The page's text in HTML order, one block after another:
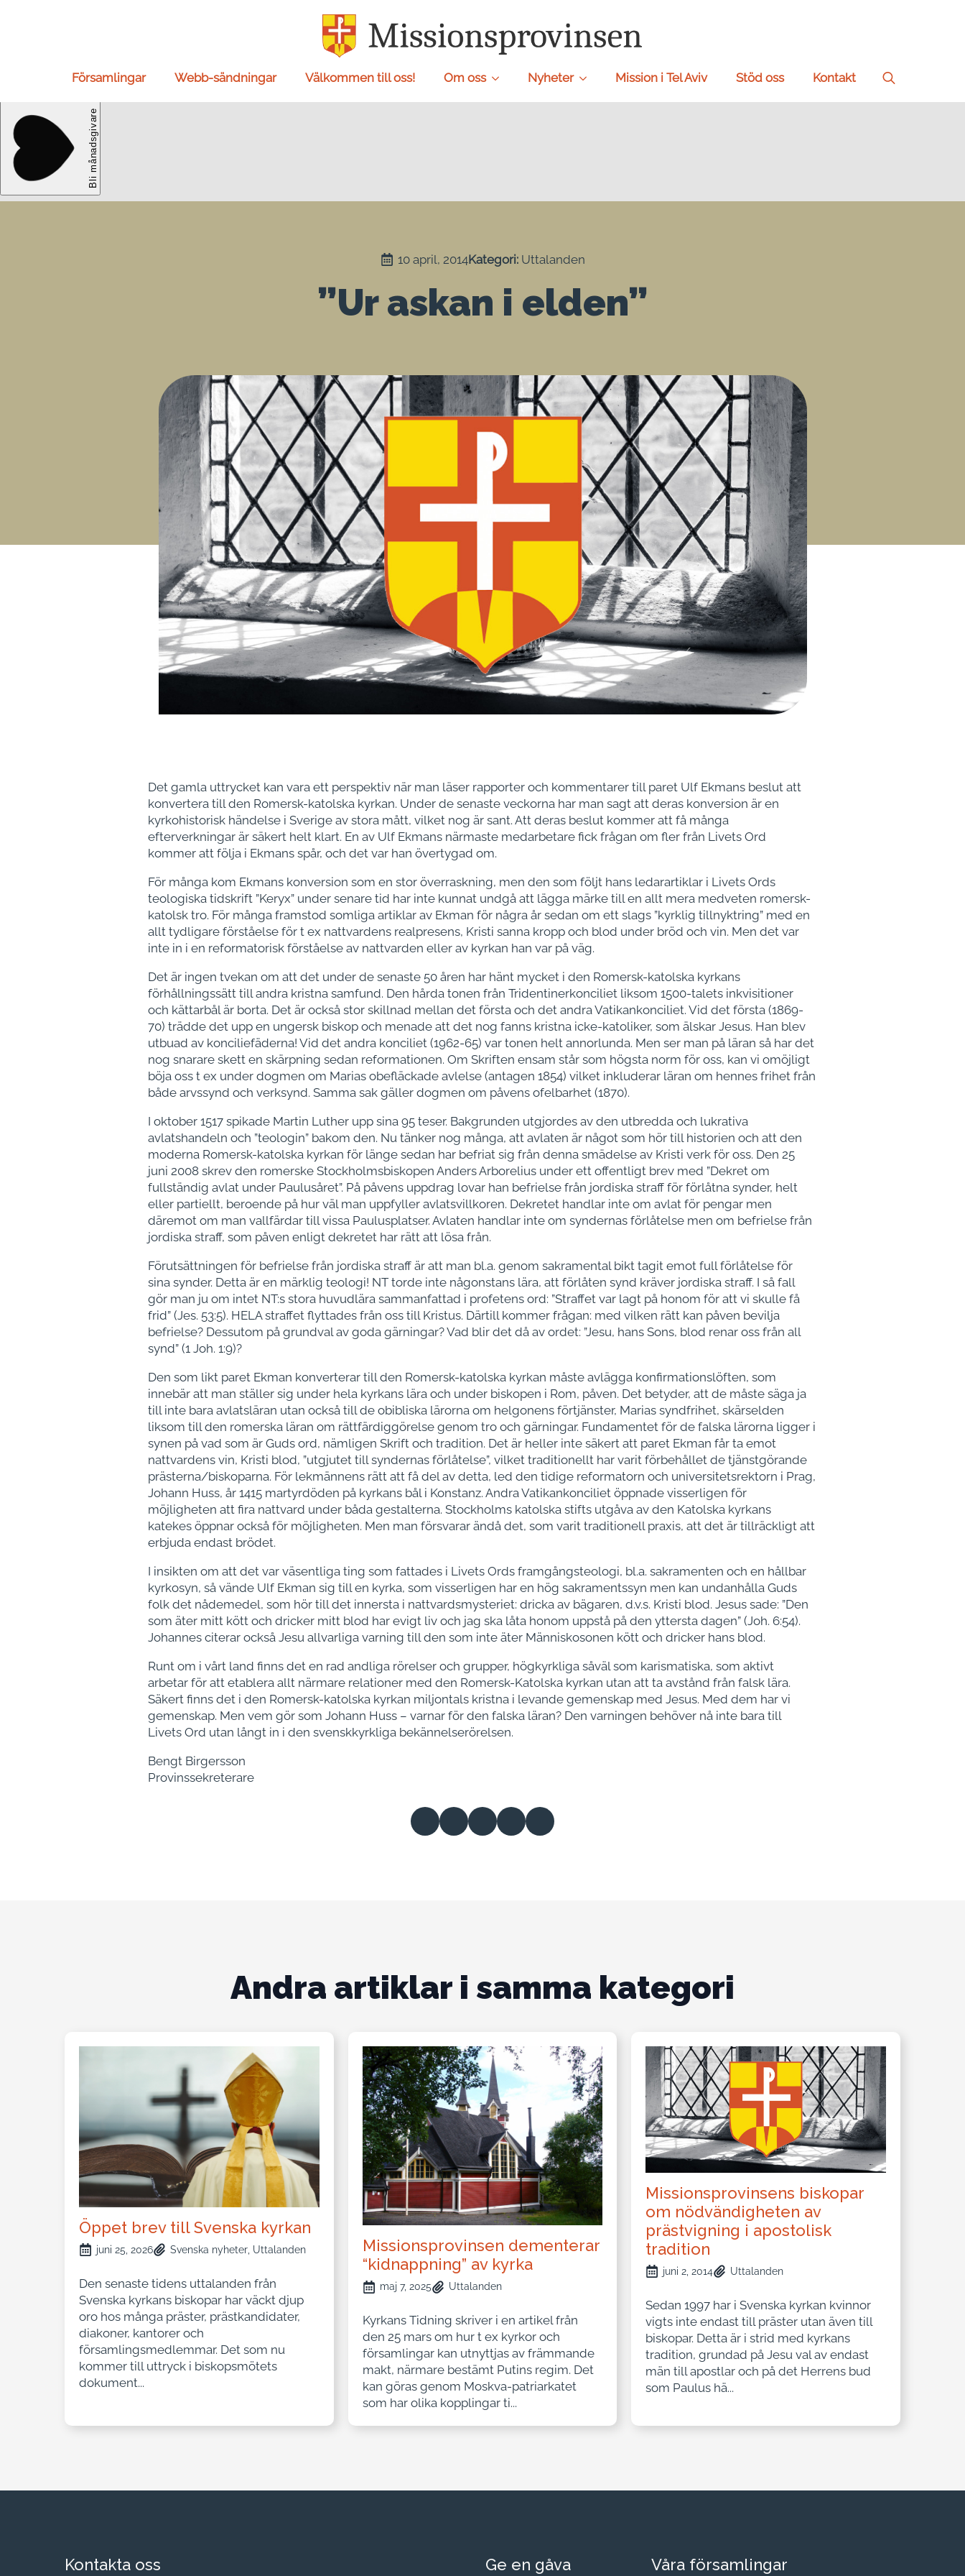
Församlingar Webb-sändningar Välkommen till oss! Om oss Nyheter Mission i Tel Aviv Stöd oss
Kontakt
Search
10 april, 2014Kategori: Uttalanden
”Ur askan i elden”
Det gamla uttrycket kan vara ett perspektiv när man läser rapporter och kommentarer till paret Ulf Ekmans beslut att
konvertera till den Romersk-katolska kyrkan. Under de senaste veckorna har man sagt att deras konversion är en
kyrkohistorisk händelse i Sverige av stora mått, vilket nog är sant. Att deras beslut kommer att få många
efterverkningar är säkert helt klart. En av Ulf Ekmans närmaste medarbetare fick frågan om fler från Livets Ord
kommer att följa i Ekmans spår, och det var han övertygad om.
För många kom Ekmans konversion som en stor överraskning, men den som följt hans ledarartiklar i Livets Ords
teologiska tidskrift ”Keryx” under senare tid har inte kunnat undgå att lägga märke till en allt mera medveten romersk-
katolsk tro. För många framstod somliga artiklar av Ekman för några år sedan om ett slags ”kyrklig tillnyktring” med en
allt tydligare förståelse för t ex nattvardens realpresens, Kristi sanna kropp och blod under bröd och vin. Men det var
inte in i en reformatorisk förståelse av nattvarden eller av kyrkan han var på väg.
Det är ingen tvekan om att det under de senaste 50 åren har hänt mycket i den Romersk-katolska kyrkans
förhållningssätt till andra kristna samfund. Den hårda tonen från Tridentinerkonciliet liksom 1500-talets inkvisitioner
och kättarbål är borta. Det är också stor skillnad mellan det första och det andra Vatikankonciliet. Vid det första (1869-
70) trädde det upp en ungersk biskop och menade att det nog fanns kristna icke-katoliker, som älskar Jesus. Han blev
utbuad av konciliefäderna! Vid det andra konciliet (1962-65) var tonen helt annorlunda. Men ser man på läran så har det
nog snarare skett en skärpning sedan reformationen. Om Skriften ensam står som högsta norm för oss, kan vi omöjligt
böja oss t ex under dogmen om Marias obefläckade avlelse (antagen 1854) vilket inkluderar läran om hennes frihet från
både arvssynd och verksynd. Samma sak gäller dogmen om påvens ofelbarhet (1870).
I oktober 1517 spikade Martin Luther upp sina 95 teser. Bakgrunden utgjordes av den utbredda och lukrativa
avlatshandeln och ”teologin” bakom den. Nu tänker nog många, att avlaten är något som hör till historien och att den
moderna Romersk-katolska kyrkan för länge sedan har befriat sig från denna smädelse av Kristi verk för oss. Den 25
juni 2008 skrev den romerske Stockholmsbiskopen Anders Arborelius under ett offentligt brev med ”Dekret om
fullständig avlat under Paulusåret”. På påvens uppdrag lovar han befrielse från jordiska straff för förlåtna synder, helt
eller partiellt, beroende på hur väl man uppfyller avlatsvillkoren. Dekretet handlar inte om avlat för pengar men
däremot om man vallfärdar till vissa Paulusplatser. Avlaten handlar inte om syndernas förlåtelse men om befrielse från
jordiska straff, som påven enligt dekretet har rätt att lösa från.
Förutsättningen för befrielse från jordiska straff är att man bl.a. genom sakramental bikt tagit emot full förlåtelse för
sina synder. Detta är en märklig teologi! NT torde inte någonstans lära, att förlåten synd kräver jordiska straff. I så fall
gör man ju om intet NT:s stora huvudlära sammanfattad i profetens ord: ”Straffet var lagt på honom för att vi skulle få
frid” (Jes. 53:5). HELA straffet flyttades från oss till Kristus. Därtill kommer frågan: med vilken rätt kan påven bevilja
befrielse? Dessutom på grundval av goda gärningar? Vad blir det då av ordet: ”Jesu, hans Sons, blod renar oss från all
synd” (1 Joh. 1:9)?
Den som likt paret Ekman konverterar till den Romersk-katolska kyrkan måste avlägga konfirmationslöften, som
innebär att man ställer sig under hela kyrkans lära och under biskopen i Rom, påven. Det betyder, att de måste säga ja
till inte bara avlatsläran utan också till de obibliska lärorna om helgonens förtjänster, Marias syndfrihet, skärselden
liksom till den romerska läran om rättfärdiggörelse genom tro och gärningar. Fundamentet för de falska lärorna ligger i
synen på vad som är Guds ord, nämligen Skrift och tradition. Det är heller inte säkert att paret Ekman får ta emot
nattvardens vin, Kristi blod, ”utgjutet till syndernas förlåtelse”, vilket traditionellt har varit förbehållet de tjänstgörande
prästerna/biskoparna. För lekmännens rätt att få del av detta, led den tidige reformatorn och universitetsrektorn i Prag,
Johann Huss, år 1415 martyrdöden på kyrkans bål i Konstanz. Andra Vatikankonciliet öppnade visserligen för
möjligheten att fira nattvard under båda gestalterna. Stockholms katolska stifts utgåva av den Katolska kyrkans
katekes öppnar också för möjligheten. Men man försvarar ändå det, som varit traditionell praxis, att det är tillräckligt att
erbjuda endast brödet.
I insikten om att det var väsentliga ting som fattades i Livets Ords framgångsteologi, bl.a. sakramenten och en hållbar
kyrkosyn, så vände Ulf Ekman sig till en kyrka, som visserligen har en hög sakramentssyn men kan undanhålla Guds
folk det nådemedel, som hör till det innersta i nattvardsmysteriet: dricka av bägaren, d.v.s. Kristi blod. Jesus sade: ”Den
som äter mitt kött och dricker mitt blod har evigt liv och jag ska låta honom uppstå på den yttersta dagen” (Joh. 6:54).
Johannes citerar också Jesu allvarliga varning till den som inte äter Människosonen kött och dricker hans blod.
Runt om i vårt land finns det en rad andliga rörelser och grupper, högkyrkliga såväl som karismatiska, som aktivt
arbetar för att etablera allt närmare relationer med den Romersk-Katolska kyrkan utan att ta avstånd från falsk lära.
Säkert finns det i den Romersk-katolska kyrkan miljontals kristna i levande gemenskap med Jesus. Med dem har vi
gemenskap. Men vem gör som Johann Huss – varnar för den falska läran? Den varningen behöver nå inte bara till
Livets Ord utan långt in i den svenskkyrkliga bekännelserörelsen.
Bengt Birgersson
Provinssekreterare
Andra artiklar i samma kategori
Öppet brev till Svenska kyrkan
juni 25, 2026 Svenska nyheter Uttalanden
Den senaste tidens uttalanden från
Svenska kyrkans biskopar har väckt djup
oro hos många präster, prästkandidater,
diakoner, kantorer och
församlingsmedlemmar. Det som nu
kommer till uttryck i biskopsmötets
dokument...
Missionsprovinsen dementerar
“kidnappning” av kyrka
maj 7, 2025 Uttalanden
Kyrkans Tidning skriver i en artikel från
den 25 mars om hur t ex kyrkor och
församlingar kan utnyttjas av främmande
makt, närmare bestämt Putins regim. Det
kan göras genom Moskva-patriarkatet
som har olika kopplingar ti...
Missionsprovinsens biskopar
om nödvändigheten av
prästvigning i apostolisk
tradition
juni 2, 2014 Uttalanden
Sedan 1997 har i Svenska kyrkan kvinnor
vigts inte endast till präster utan även till
biskopar. Detta är i strid med kyrkans
tradition, grundad på Jesu val av endast
män till apostlar och på det Herrens bud
som Paulus hä...
Kontakta oss Ge en gåva Våra församlingar